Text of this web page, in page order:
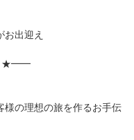
お出迎え
★━━
様の理想の旅を作るお手伝